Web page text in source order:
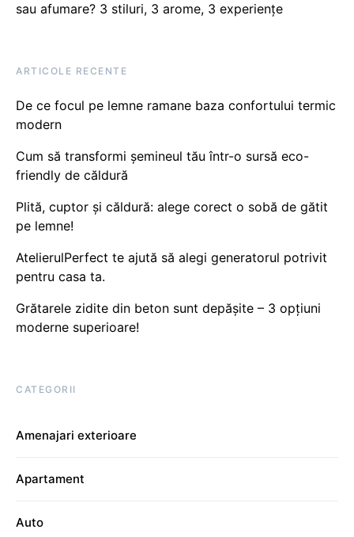
sau afumare? 3 stiluri, 3 arome, 3 experiențe
ARTICOLE RECENTE
De ce focul pe lemne ramane baza confortului termic
modern
Cum să transformi șemineul tău într-o sursă eco-
friendly de căldură
Plită, cuptor și căldură: alege corect o sobă de gătit
pe lemne!
AtelierulPerfect te ajută să alegi generatorul potrivit
pentru casa ta.
Grătarele zidite din beton sunt depășite – 3 opțiuni
moderne superioare!
CATEGORII
Amenajari exterioare
Apartament
Auto